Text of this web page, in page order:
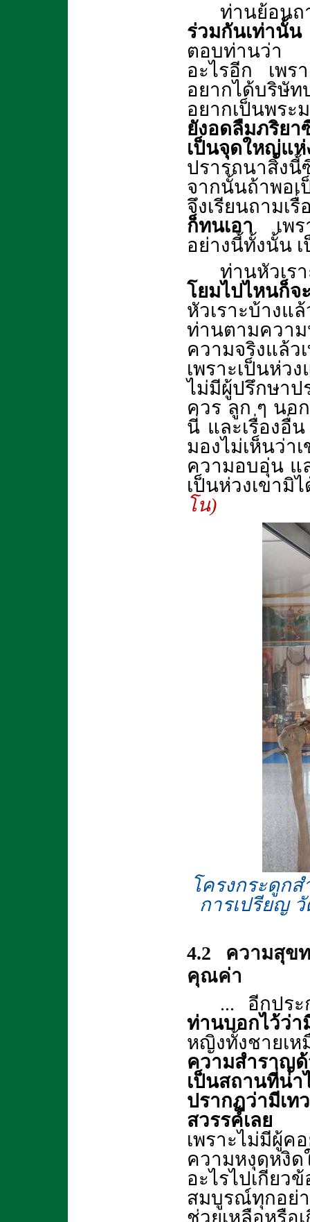
ท่านย้อน
ร่วมกันเท่านั้น
ตอบท่านว่า
อะไรอีก เพร
อยากได้บริษั
อยากเป็นพระ
ยังอดลืมภริย
เป็นจุดใหญ่แ
ปรารถนาสิ่งนี้
จากนั้นถ้าพอ
จึงเรียนถามเ
ก็ทนเอา เพร
อย่างนี้ทั้งนั้น
ท่านหัวเ
โยมไปไหนก็จ
หัวเราะบ้างแ
ท่านตามควา
ความจริงแล้
เพราะเป็นห่
ไม่มีผู้ปรึกษาป
ควร ลูก ๆ นอ
นี่ และเรื่องอื่
มองไม่เห็นว่า
ความอบอุ่น แ
เป็นห่วงเขา
โน)
โครงกระดูก
การเปรียญ
4.2 ความสุขท
คุณค่า
... อีกประ
ท่านบอกไว้ว่า
หญิงทั้งชายเ
ความสำราญ
เป็นสถานที่น่
ปรากฏว่ามีเท
สวรรค์เลย
เพราะไม่มีผู้ค
ความหงุดหงิ
อะไรไปเกี่ยว
สมบูรณ์ทุกอย่
ช่วยเหลือหรือ